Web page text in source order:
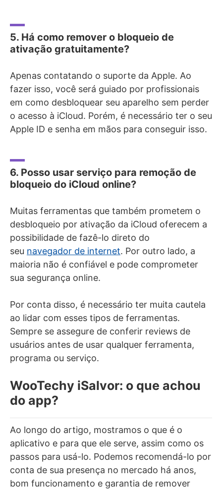
5. Há como remover o bloqueio de
ativação gratuitamente?
Apenas contatando o suporte da Apple. Ao
fazer isso, você será guiado por profissionais
em como desbloquear seu aparelho sem perder
o acesso à iCloud. Porém, é necessário ter o seu
Apple ID e senha em mãos para conseguir isso.
6. Posso usar serviço para remoção de
bloqueio do iCloud online?
Muitas ferramentas que também prometem o
desbloqueio por ativação da iCloud oferecem a
possibilidade de fazê-lo direto do
seu navegador de internet. Por outro lado, a
maioria não é confiável e pode comprometer
sua segurança online.
Por conta disso, é necessário ter muita cautela
ao lidar com esses tipos de ferramentas.
Sempre se assegure de conferir reviews de
usuários antes de usar qualquer ferramenta,
programa ou serviço.
WooTechy iSalvor: o que achou
do app?
Ao longo do artigo, mostramos o que é o
aplicativo e para que ele serve, assim como os
passos para usá-lo. Podemos recomendá-lo por
conta de sua presença no mercado há anos,
bom funcionamento e garantia de remover